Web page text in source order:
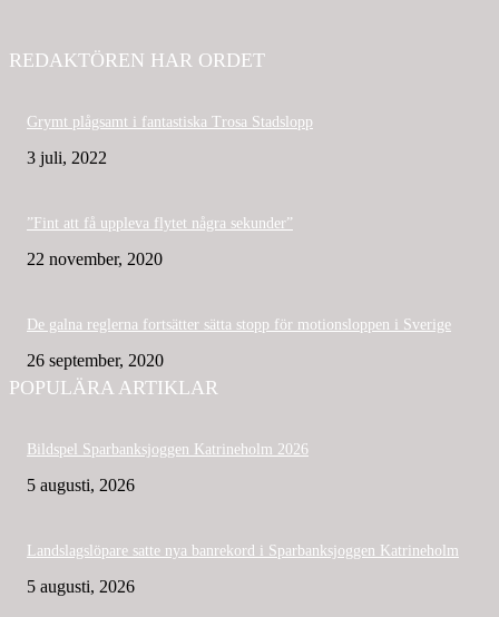
REDAKTÖREN HAR ORDET
Grymt plågsamt i fantastiska Trosa Stadslopp
3 juli, 2022
”Fint att få uppleva flytet några sekunder”
22 november, 2020
De galna reglerna fortsätter sätta stopp för motionsloppen i Sverige
26 september, 2020
POPULÄRA ARTIKLAR
Bildspel Sparbanksjoggen Katrineholm 2026
5 augusti, 2026
Landslagslöpare satte nya banrekord i Sparbanksjoggen Katrineholm
5 augusti, 2026